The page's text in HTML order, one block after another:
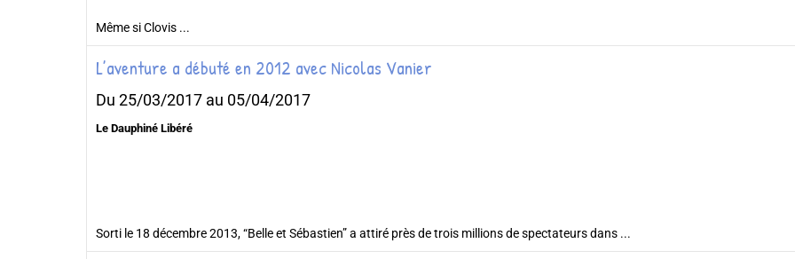
Même si Clovis ...
L’aventure a débuté en 2012 avec Nicolas Vanier
Du 25/03/2017 au 05/04/2017
Le Dauphiné Libéré
Sorti le 18 décembre 2013, “Belle et Sébastien” a attiré près de trois millions de spectateurs dans ...